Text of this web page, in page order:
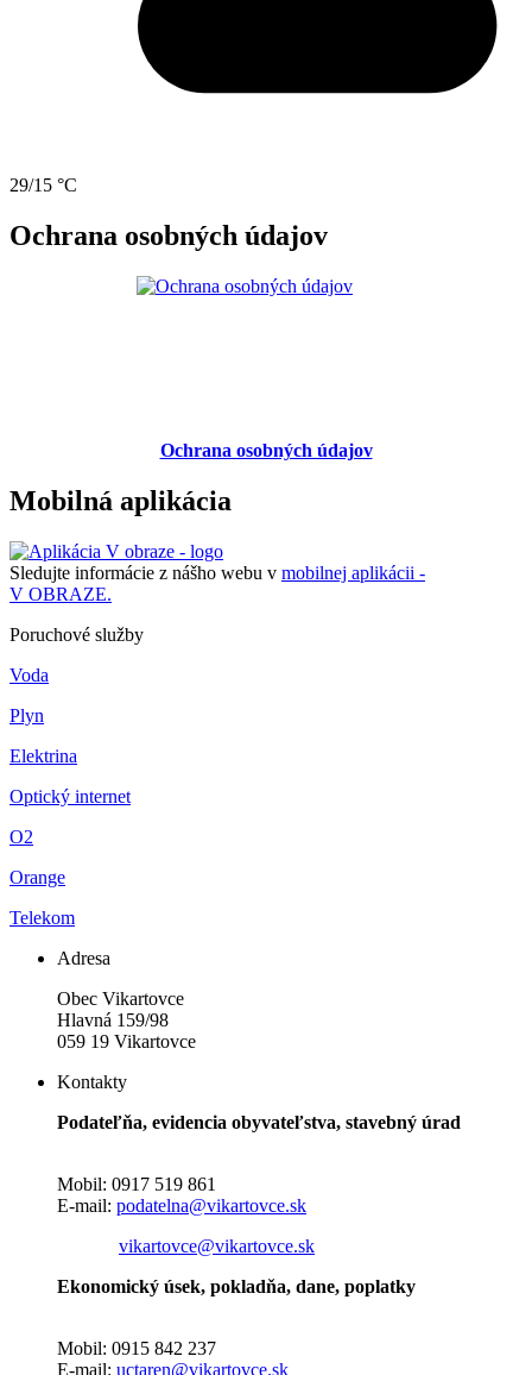
29/15 °C
Ochrana osobných údajov
Ochrana osobných údajov
Mobilná aplikácia
Sledujte informácie z nášho webu v mobilnej aplikácii -
V OBRAZE.
Poruchové služby
Voda
Plyn
Elektrina
Optický internet
O2
Orange
Telekom
Adresa
Obec Vikartovce
Hlavná 159/98
059 19 Vikartovce
Kontakty
Podateľňa, evidencia obyvateľstva, stavebný úrad
Mobil: 0917 519 861
E-mail: podatelna@vikartovce.sk
vikartovce@vikartovce.sk
Ekonomický úsek, pokladňa, dane, poplatky
Mobil: 0915 842 237
E-mail: uctaren@vikartovce.sk